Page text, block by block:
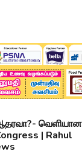
வெளியான
| Rahul